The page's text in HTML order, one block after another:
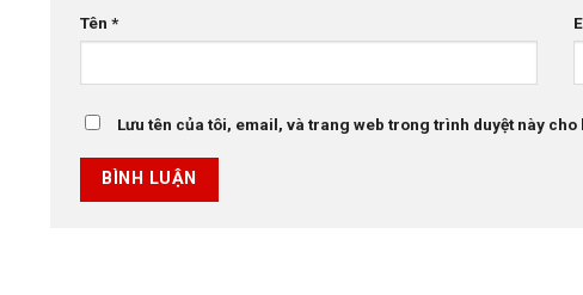
Tên *
Lưu tên của tôi, email, và trang web trong trình duyệt này cho